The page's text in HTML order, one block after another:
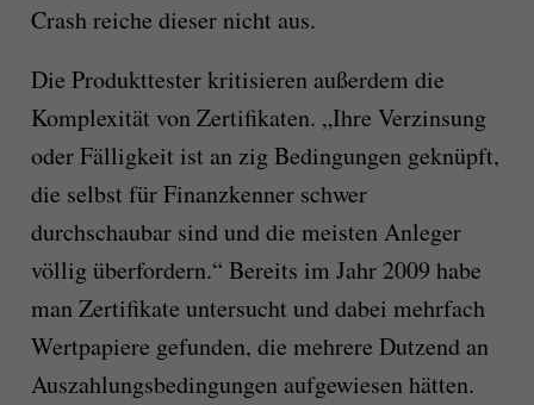
Crash reiche dieser nicht aus.
Die Produkttester kritisieren außerdem die
Komplexität von Zertifikaten. „Ihre Verzinsung
oder Fälligkeit ist an zig Bedingungen geknüpft,
die selbst für Finanzkenner schwer
durch­schaubar sind und die meisten Anleger
völlig über­fordern.“ Bereits im Jahr 2009 habe
man Zertifikate untersucht und dabei mehrfach
Wertpapiere gefunden, die mehrere Dutzend an
Auszahlungsbedingungen aufgewiesen hätten.